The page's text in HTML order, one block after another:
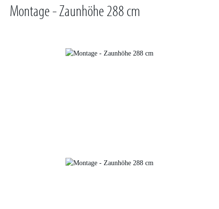
Montage - Zaunhöhe 288 cm